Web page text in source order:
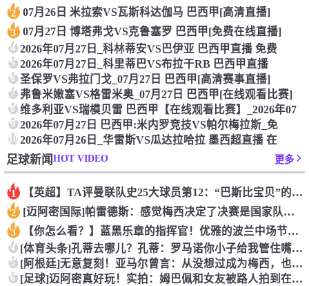
2 07月26日 米拉索VS瓦斯科达伽马 巴西甲[高清直播]
3 07月27日 博塔弗戈VS克鲁塞罗 巴西甲[免费在线直播]
4 2026年07月27日_科林蒂安VS巴伊亚 巴西甲直播 免费
5 2026年07月27日_科里蒂巴VS布拉干RB 巴西甲直播
6 圣保罗VS弗拉门戈_07月27日 巴西甲[高清赛事直播]
7 弗鲁米嫩塞VS格雷米奥_07月27日 巴西甲[在线观看比赛]
8 维多利亚VS瑞模贝雷 巴西甲【在线观看比赛】_2026年07
9 2026年07月27日 巴西甲:米内罗竞技VS帕尔梅拉斯_免
102026年07月26日_华雷斯VS瓜达拉哈拉 墨西超直播 在
足球新闻HOT VIDEO 更多
1 【英超】TA评曼联队史25大球员第12：“巴斯比宝贝”的绝佳
2 [迈阿密国际]帕雷德斯：感觉梅西决定了决赛是国家队最后一战，
3 【你怎么看？】蓝黑乐章的指挥官！优雅的波兰中场节拍器！
4 [体育头条]孔蒂去哪儿？孔蒂：罗马诺你小子给我管住嘴哈！
5 [阿根廷]无意复刻！亚马尔曾言：从没想过成为梅西，也不会穿他
6 [足球]迈阿密真好玩！实拍：姆巴佩和女友被路人拍到在夜店狂欢